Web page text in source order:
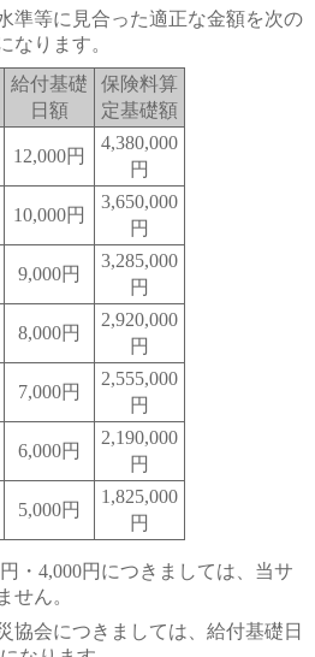
準等に見合った適正な金額を次の
なります。
給付基礎
日額
保険料算
定基礎額
12,000円
4,380,000
円
10,000円
3,650,000
円
9,000円
3,285,000
円
8,000円
2,920,000
円
7,000円
2,555,000
円
6,000円
2,190,000
円
5,000円
1,825,000
円
・4,000円につきましては、当サ
せん。
協会につきましては、給付基礎日